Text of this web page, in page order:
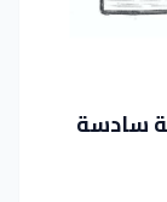
سادسة